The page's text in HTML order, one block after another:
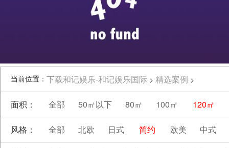
当前位置： 下载和记娱乐-和记娱乐国际 > 精选案例 >
面积： 全部 50㎡以下 80㎡ 100㎡ 120㎡
风格： 全部 北欧 日式 简约 欧美 中式